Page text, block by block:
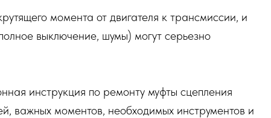
момента от двигателя к трансмиссии, и
выключение, шумы) могут серьезно
инструкция по ремонту муфты сцепления
важных моментов, необходимых инструментов и